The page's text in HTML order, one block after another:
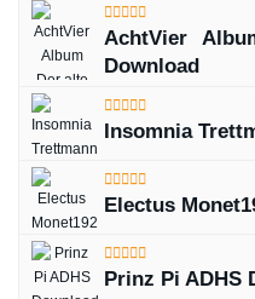
AchtVier
Download
Insomnia
Electus
Prinz Pi ADHS